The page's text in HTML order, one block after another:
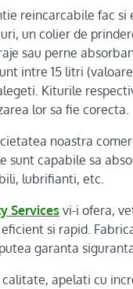
reincarcabile fac si
un colier de
sau perne
intre 15 litri
Kiturile
lor sa fie corecta.
noastra
sunt capabile sa
lubrifianti, etc.
Services vi-i ofera,
si rapid.
garanta
apelati cu